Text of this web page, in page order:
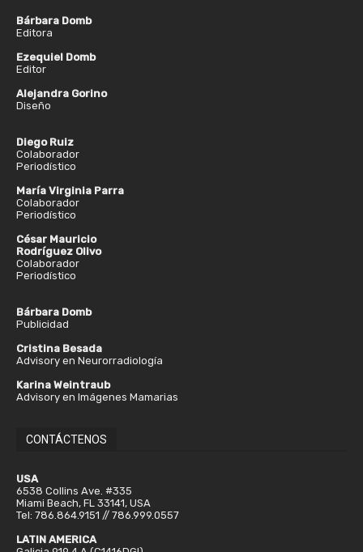
Bárbara Domb
Editora
Ezequiel Domb
Editor
Alejandra Gorino
Diseño
Diego Ruiz
Colaborador
Periodístico
María Virginia Parra
Colaborador
Periodístico
César Mauricio
Rodríguez Olivo
Colaborador
Periodístico
Bárbara Domb
Publicidad
Cristina Besada
Advisory en Neurorradiología
Karina Weintraub
Advisory en Imágenes Mamarias
CONTÁCTENOS
USA
6538 Collins Ave. #335
Miami Beach, FL 33141, USA
Tel: 786.864.9151 // 786.999.0557
LATIN AMERICA